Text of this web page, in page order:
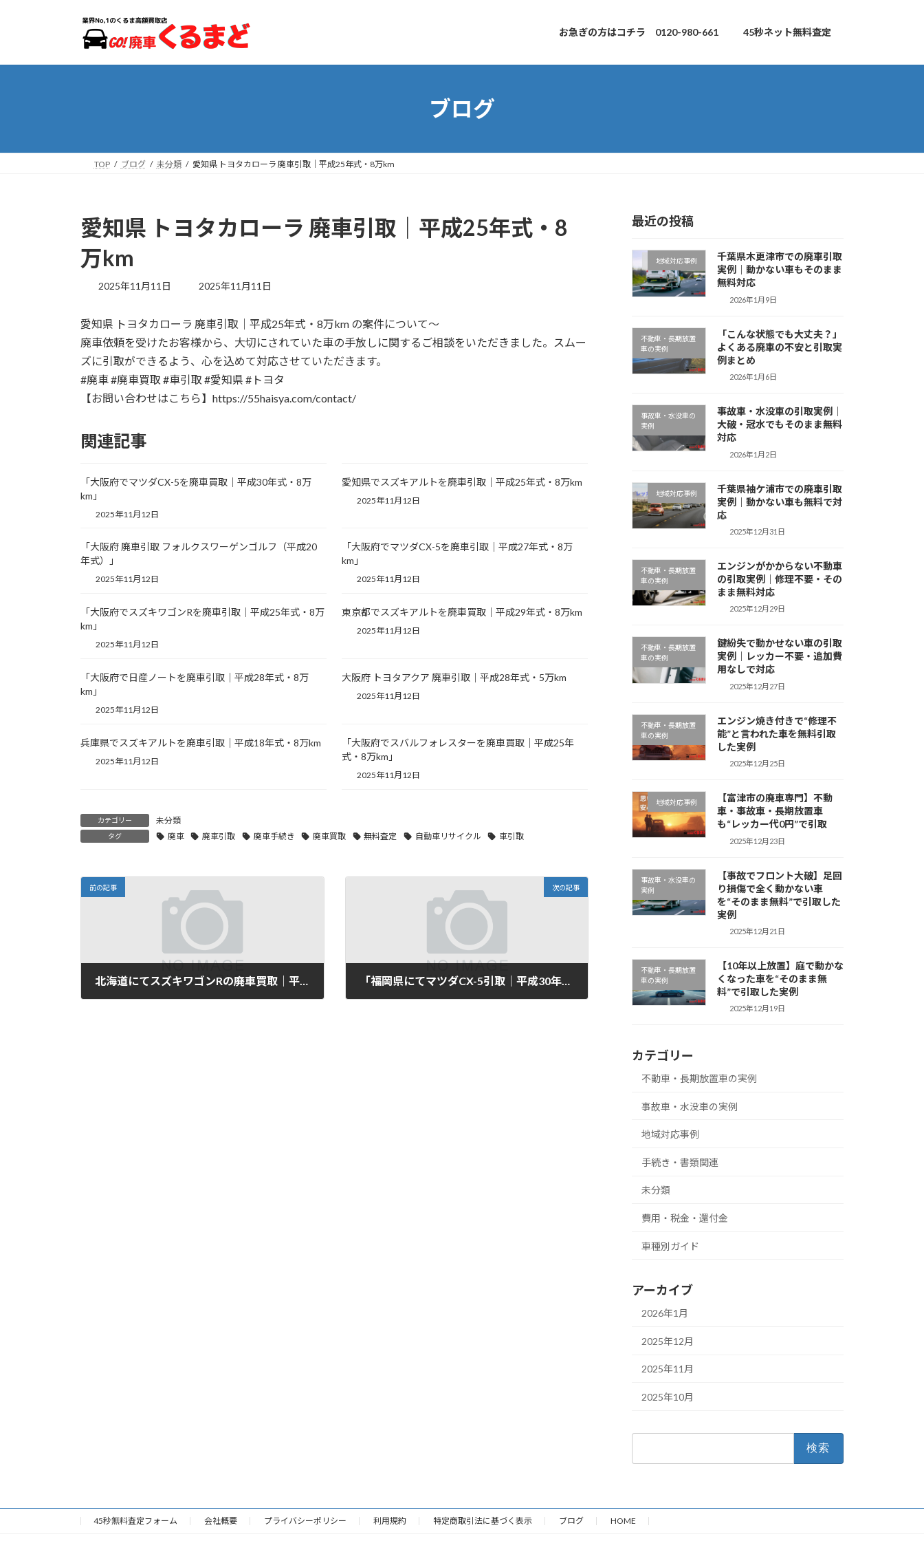
プ
動
お急ぎの方はコチラ 0120-980-661 45秒ネット無料査定
ブログ
TOP ブログ 未分類 愛知県 トヨタカローラ 廃車引取｜平成25年式・8万km
愛知県 トヨタカローラ 廃車引取｜平成25年式・8
万km
2025年11月11日
最
新
日
時
2025年11月11日
愛知県 トヨタカローラ 廃車引取｜平成25年式・8万km の案件について〜
廃車依頼を受けたお客様から、大切にされていた車の手放しに関するご相談をいただきました。スムー
ズに引取ができるよう、心を込めて対応させていただきます。
#廃車 #廃車買取 #車引取 #愛知県 #トヨタ
【お問い合わせはこちら】https://55haisya.com/contact/
関連記事
「大阪府でマツダCX-5を廃車買取｜平成30年式・8万
km」
2025年11月12日
愛知県でスズキアルトを廃車引取｜平成25年式・8万km
2025年11月12日
「大阪府 廃車引取 フォルクスワーゲンゴルフ（平成20
年式）」
2025年11月12日
「大阪府でマツダCX-5を廃車引取｜平成27年式・8万
km」
2025年11月12日
「大阪府でスズキワゴンRを廃車引取｜平成25年式・8万
km」
2025年11月12日
東京都でスズキアルトを廃車買取｜平成29年式・8万km
2025年11月12日
「大阪府で日産ノートを廃車引取｜平成28年式・8万
km」
2025年11月12日
大阪府 トヨタアクア 廃車引取｜平成28年式・5万km
2025年11月12日
兵庫県でスズキアルトを廃車引取｜平成18年式・8万km
2025年11月12日
「大阪府でスバルフォレスターを廃車買取｜平成25年
式・8万km」
2025年11月12日
カテゴリー 未分類
タグ 廃車 廃車引取 廃車手続き 廃車買取 無料査定 自動車リサイクル 車引取
前の記事
北海道にてスズキワゴンRの廃車買取｜平成27年式・8万km
次の記事
「福岡県にてマツダCX-5引取｜平成30年式・5万km」
最近の投稿
地域対応事例
千葉県木更津市での廃車引取
実例｜動かない車もそのまま
無料対応
2026年1月9日
不動車・長期放置
車の実例
「こんな状態でも大丈夫？」
よくある廃車の不安と引取実
例まとめ
2026年1月6日
事故車・水没車の
実例
事故車・水没車の引取実例｜
大破・冠水でもそのまま無料
対応
2026年1月2日
地域対応事例
千葉県袖ケ浦市での廃車引取
実例｜動かない車も無料で対
応
2025年12月31日
不動車・長期放置
車の実例
エンジンがかからない不動車
の引取実例｜修理不要・その
まま無料対応
2025年12月29日
不動車・長期放置
車の実例
鍵紛失で動かせない車の引取
実例｜レッカー不要・追加費
用なしで対応
2025年12月27日
不動車・長期放置
車の実例
エンジン焼き付きで“修理不
能”と言われた車を無料引取
した実例
2025年12月25日
地域対応事例
【富津市の廃車専門】不動
車・事故車・長期放置車
も“レッカー代0円”で引取
2025年12月23日
事故車・水没車の
実例
【事故でフロント大破】足回
り損傷で全く動かない車
を“そのまま無料”で引取した
実例
2025年12月21日
不動車・長期放置
車の実例
【10年以上放置】庭で動かな
くなった車を“そのまま無
料”で引取した実例
2025年12月19日
カテゴリー
不動車・長期放置車の実例
事故車・水没車の実例
地域対応事例
手続き・書類関連
未分類
費用・税金・還付金
車種別ガイド
アーカイブ
2026年1月
2025年12月
2025年11月
2025年10月
45秒無料査定フォーム 会社概要 プライバシーポリシー 利用規約 特定商取引法に基づく表示 ブログ HOME